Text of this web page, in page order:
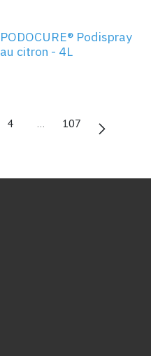
PODOCURE® Podispray
au citron - 4L
4 … 107